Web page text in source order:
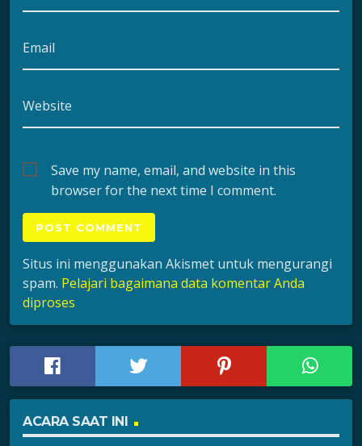
Email
Website
Save my name, email, and website in this
browser for the next time I comment.
Situs ini menggunakan Akismet untuk mengurangi
spam. Pelajari bagaimana data komentar Anda
diproses
ACARA SAAT INI